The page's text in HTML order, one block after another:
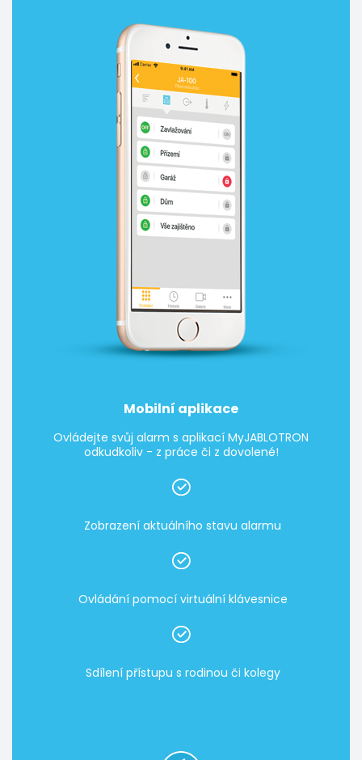
Mobilní aplikace
Ovládejte svůj alarm s aplikací MyJABLOTRON
odkudkoliv - z práce či z dovolené!
Zobrazení aktuálního stavu alarmu
Ovládání pomocí virtuální klávesnice
Sdílení přístupu s rodinou či kolegy